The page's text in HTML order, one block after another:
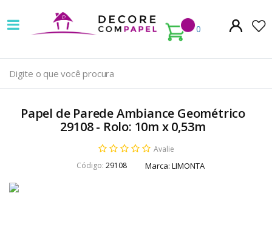
0
Decore
com
papel
é
pioneira
em
venda
Papel de Parede Ambiance Geométrico
29108 - Rolo: 10m x 0,53m
Avalie
Código: 29108 Marca: LIMONTA